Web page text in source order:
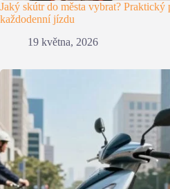
Jaký skútr do města vybrat? Praktický
každodenní jízdu
19 května, 2026